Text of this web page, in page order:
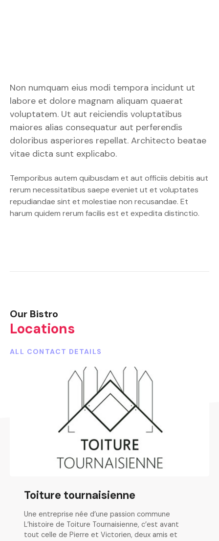
Non numquam eius modi tempora incidunt ut
labore et dolore magnam aliquam quaerat
voluptatem. Ut aut reiciendis voluptatibus
maiores alias consequatur aut perferendis
doloribus asperiores repellat. Architecto beatae
vitae dicta sunt explicabo.
Temporibus autem quibusdam et aut officiis debitis aut
rerum necessitatibus saepe eveniet ut et voluptates
repudiandae sint et molestiae non recusandae. Et
harum quidem rerum facilis est et expedita distinctio.
Our Bistro
Locations
ALL CONTACT DETAILS
Toiture tournaisienne
Une entreprise née d’une passion commune
L’histoire de Toiture Tournaisienne, c’est avant
tout celle de Pierre et Victorien, deux amis et